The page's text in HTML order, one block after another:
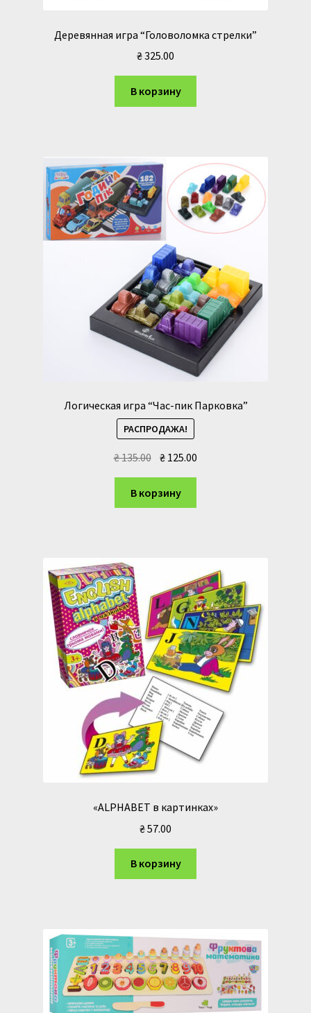
Деревянная игра “Головоломка стрелки”
₴325.00
В корзину
Логическая игра “Час-пик Парковка”
РАСПРОДАЖА!
₴135.00 Первоначальная
составляла
₴ 135.00.
₴ 125.00
В корзину
«ALPHABET в картинках»
₴57.00
В корзину